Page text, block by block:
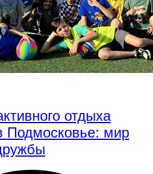
отдыха
Подмосковье: мир